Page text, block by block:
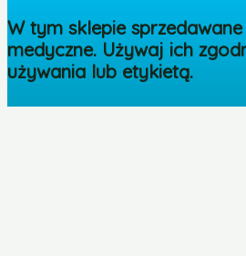
W tym sklepie
medyczne. Używaj ich
używania lub etykietą.